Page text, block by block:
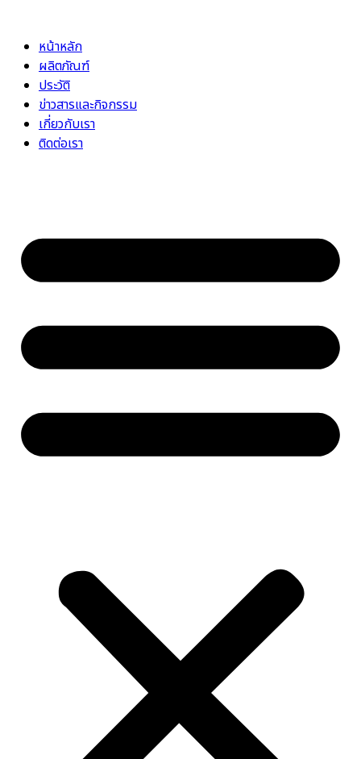
contentหน้าหลัก
ผลิตภัณฑ์
ประวัติ
ข่าวสารและกิจกรรม
เกี่ยวกับเรา
ติดต่อเรา